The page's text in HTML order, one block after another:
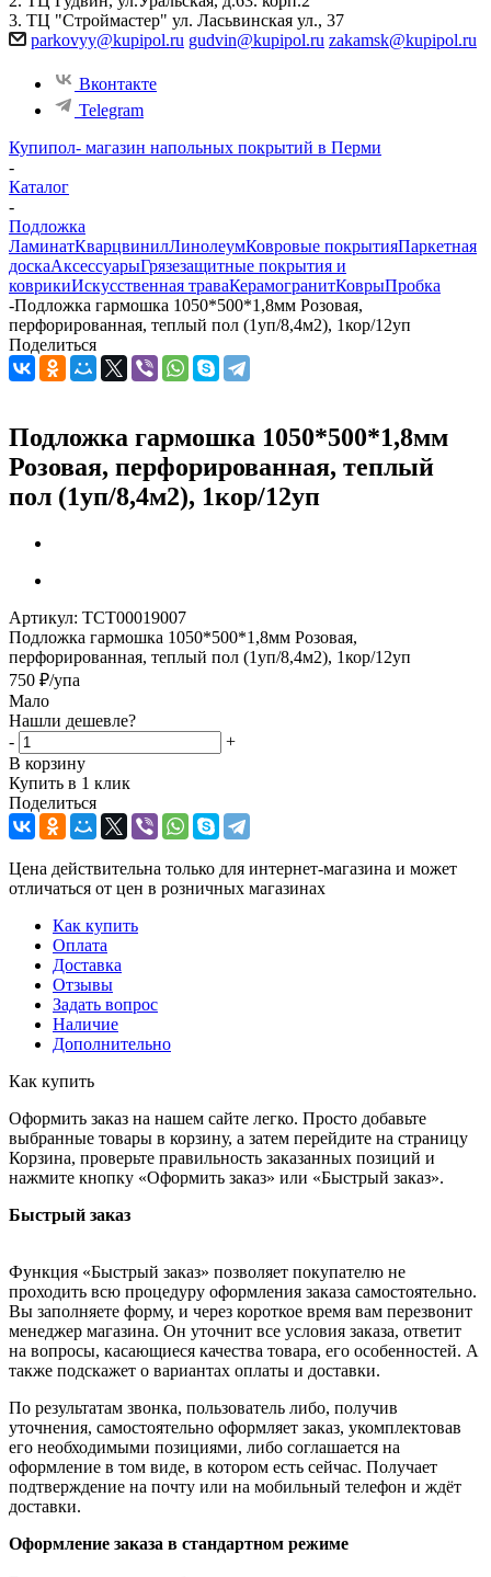
3. ТЦ "Строймастер" ул. Ласьвинская ул., 37
parkovyy@kupipol.ru gudvin@kupipol.ru zakamsk@kupipol.ru
Вконтакте
Telegram
Купипол- магазин напольных покрытий в Перми
-
Каталог
-
Подложка
ЛаминатКварцвинилЛинолеумКовровые покрытияПаркетная
доскаАксессуарыГрязезащитные покрытия и
коврикиИскусственная траваКерамогранитКоврыПробка
-Подложка гармошка 1050*500*1,8мм Розовая,
перфорированная, теплый пол (1уп/8,4м2), 1кор/12уп
Поделиться
Подложка гармошка 1050*500*1,8мм
Розовая, перфорированная, теплый
пол (1уп/8,4м2), 1кор/12уп
Артикул: ТСТ00019007
Подложка гармошка 1050*500*1,8мм Розовая,
перфорированная, теплый пол (1уп/8,4м2), 1кор/12уп
750 ₽/упа
Мало
Нашли дешевле?
-
+
В корзину
Купить в 1 клик
Поделиться
Цена действительна только для интернет-магазина и может
отличаться от цен в розничных магазинах
Как купить
Оплата
Доставка
Отзывы
Задать вопрос
Наличие
Дополнительно
Как купить
Оформить заказ на нашем сайте легко. Просто добавьте
выбранные товары в корзину, а затем перейдите на страницу
Корзина, проверьте правильность заказанных позиций и
нажмите кнопку «Оформить заказ» или «Быстрый заказ».
Быстрый заказ
Функция «Быстрый заказ» позволяет покупателю не
проходить всю процедуру оформления заказа самостоятельно.
Вы заполняете форму, и через короткое время вам перезвонит
менеджер магазина. Он уточнит все условия заказа, ответит
на вопросы, касающиеся качества товара, его особенностей. А
также подскажет о вариантах оплаты и доставки.
По результатам звонка, пользователь либо, получив
уточнения, самостоятельно оформляет заказ, укомплектовав
его необходимыми позициями, либо соглашается на
оформление в том виде, в котором есть сейчас. Получает
подтверждение на почту или на мобильный телефон и ждёт
доставки.
Оформление заказа в стандартном режиме